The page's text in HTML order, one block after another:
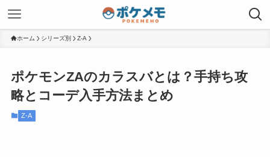
ホーム シリーズ別 Z-A
ポケモンZAのカラスバとは？手持ち攻
略とコーデ入手方法まとめ
Z-A